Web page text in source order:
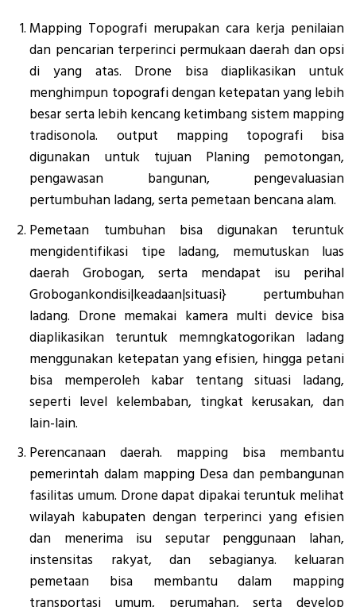
Mapping Topografi merupakan cara kerja penilaian
dan pencarian terperinci permukaan daerah dan opsi
di yang atas. Drone bisa diaplikasikan untuk
menghimpun topografi dengan ketepatan yang lebih
besar serta lebih kencang ketimbang sistem mapping
tradisonola. output mapping topografi bisa
digunakan untuk tujuan Planing pemotongan,
pengawasan bangunan, pengevaluasian
pertumbuhan ladang, serta pemetaan bencana alam.
Pemetaan tumbuhan bisa digunakan teruntuk
mengidentifikasi tipe ladang, memutuskan luas
daerah Grobogan, serta mendapat isu perihal
Grobogankondisi|keadaan|situasi} pertumbuhan
ladang. Drone memakai kamera multi device bisa
diaplikasikan teruntuk memngkatogorikan ladang
menggunakan ketepatan yang efisien, hingga petani
bisa memperoleh kabar tentang situasi ladang,
seperti level kelembaban, tingkat kerusakan, dan
lain-lain.
Perencanaan daerah. mapping bisa membantu
pemerintah dalam mapping Desa dan pembangunan
fasilitas umum. Drone dapat dipakai teruntuk melihat
wilayah kabupaten dengan terperinci yang efisien
dan menerima isu seputar penggunaan lahan,
instensitas rakyat, dan sebagianya. keluaran
pemetaan bisa membantu dalam mapping
transportasi umum, perumahan, serta develop